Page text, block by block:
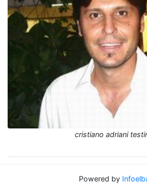
cristiano adriani
Powered by